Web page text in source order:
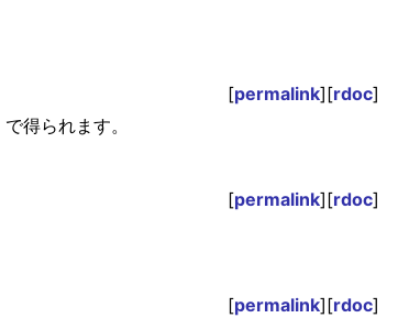
[permalink][rdoc]
で得られます。
[permalink][rdoc]
[permalink][rdoc]